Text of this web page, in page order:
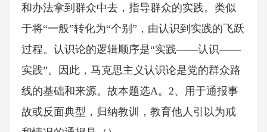
和办法拿到群众中去，指导群众的实践。类似
于将“一般”转化为“个别”，由认识到实践的飞跃
过程。认识论的逻辑顺序是“实践——认识——
实践”。因此，马克思主义认识论是党的群众路
线的基础和来源。故本题选A。2、用于通报事
故或反面典型，归纳教训，教育他人引以为戒